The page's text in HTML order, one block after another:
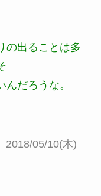
の出ることは多
だろうな。
2018/05/10(木)